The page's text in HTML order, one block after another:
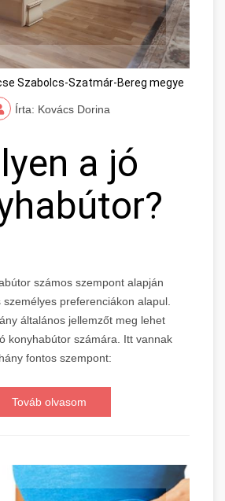
Szabolcs-Szatmár-Bereg megye
Írta: Kovács Dorina
a jó
számos szempont alapján
preferenciákon alapul.
általános jellemzőt meg lehet
konyhabútor számára. Itt vannak
fontos szempont:
Továb olvasom